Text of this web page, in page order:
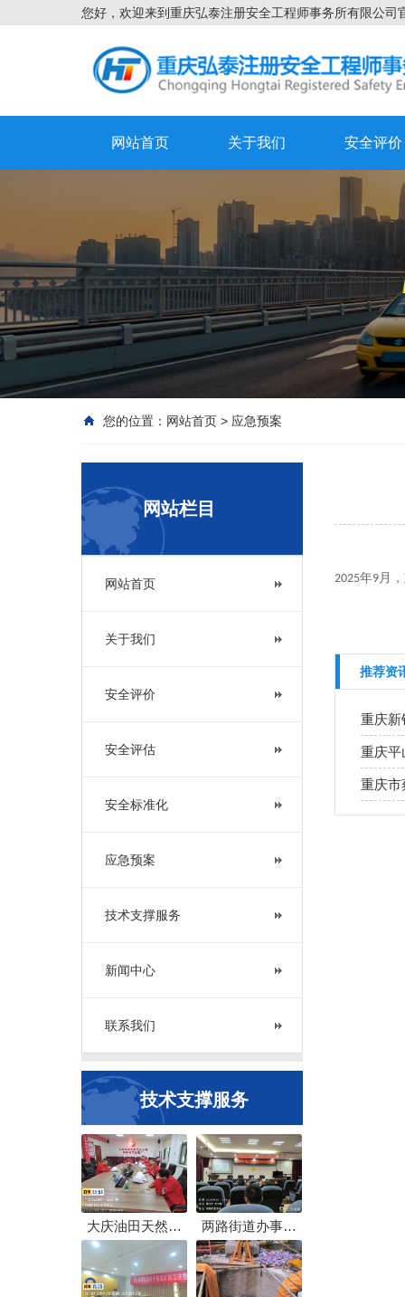
您好，欢迎来到重庆弘泰注册安全工程师事务所有限公司
网站首页 关于我们 安全评价
您的位置： 网站首页 > 应急预案
网站栏目
网站首页
关于我们
安全评价
安全评估
安全标准化
应急预案
技术支撑服务
新闻中心
联系我们
技术支撑服务
大庆油田天然气
分公司武胜油气
处理厂进行技术
两路街道办事处
汽修企业安全培
训会
2025年9 月
推荐资